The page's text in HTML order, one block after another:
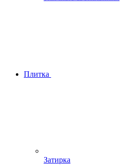
Плитка
Затирка